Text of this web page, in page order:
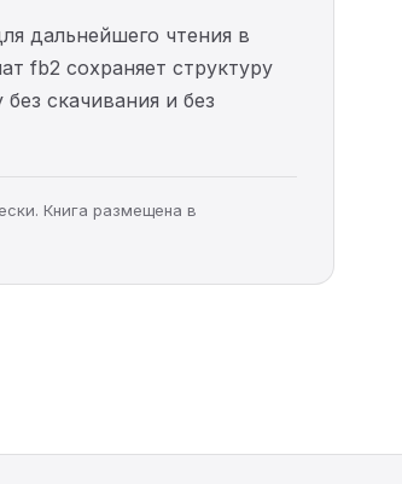
дальнейшего чтения в
fb2 сохраняет структуру
без скачивания и без
Книга размещена в